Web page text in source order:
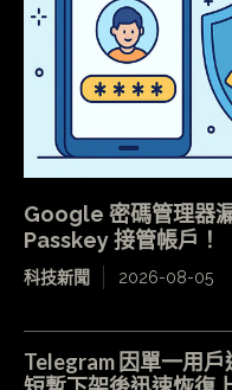
Google 密碼管理器
Passkey 接管帳戶！
科技新聞 2026-08-05
Telegram 因單一用